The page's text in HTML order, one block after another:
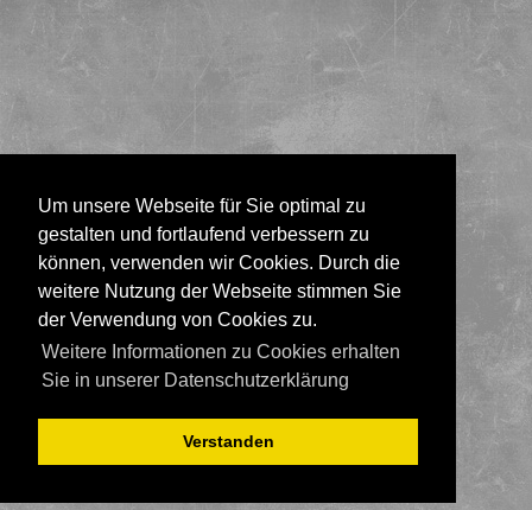
Um unsere Webseite für Sie optimal zu
gestalten und fortlaufend verbessern zu
können, verwenden wir Cookies. Durch die
weitere Nutzung der Webseite stimmen Sie
der Verwendung von Cookies zu.
Weitere Informationen zu Cookies erhalten
Sie in unserer Datenschutzerklärung
Verstanden